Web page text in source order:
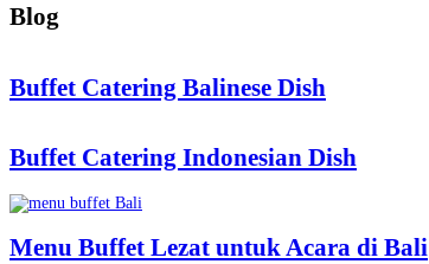
Blog
Buffet Catering Balinese Dish
Buffet Catering Indonesian Dish
Menu Buffet Lezat untuk Acara di Bali